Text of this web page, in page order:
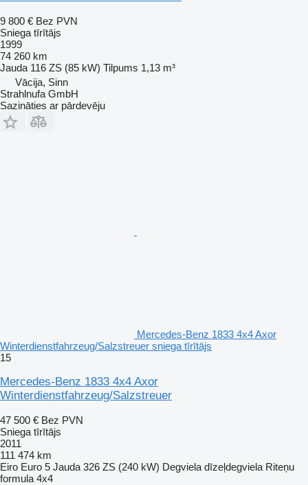
9 800 € Bez PVN
Sniega tīrītājs
1999
74 260 km
Jauda 116 ZS (85 kW) Tilpums 1,13 m³
Vācija, Sinn
Strahlnufa GmbH
Sazināties ar pārdevēju
Mercedes-Benz 1833 4x4 Axor
Winterdienstfahrzeug/Salzstreuer sniega tīrītājs
15
Mercedes-Benz 1833 4x4 Axor
Winterdienstfahrzeug/Salzstreuer
47 500 € Bez PVN
Sniega tīrītājs
2011
111 474 km
Eiro Euro 5 Jauda 326 ZS (240 kW) Degviela dīzeļdegviela Riteņu
formula 4x4